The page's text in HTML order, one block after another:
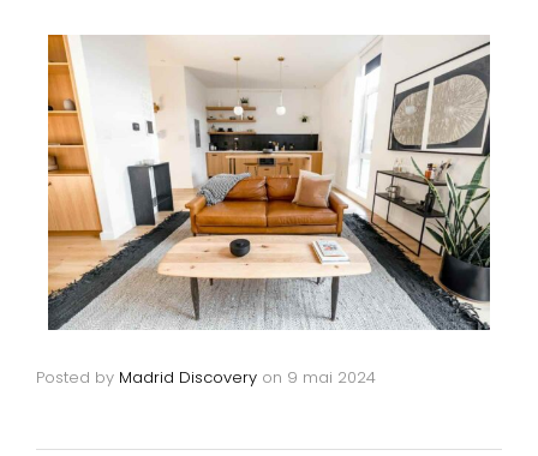
Posted by Madrid Discovery on 9 mai 2024